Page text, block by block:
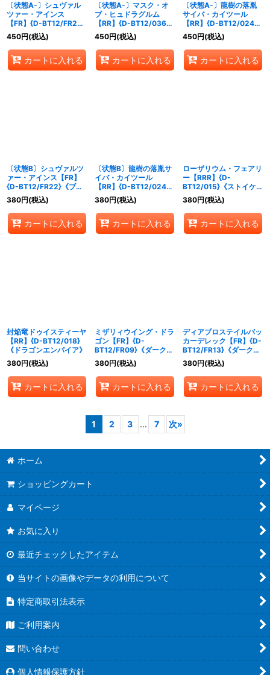
〔状態A-〕シュヴァル
ツァー・アインス
【FR】{D-BT12/FR22}
《ブラントゲート》
450円(税込)
カートに入れる
〔状態A-〕マスク・オ
ブ・ヒュドラグルム
【RR】{D-BT12/036}
《その他》
450円(税込)
カートに入れる
〔状態A-〕龍樹の落胤
サイバ・カイツール
【RR】{D-BT12/024}
《ブラントゲート》
450円(税込)
カートに入れる
〔状態B〕シュヴァルツ
ァー・アインス【FR】
{D-BT12/FR22}《ブラ
ントゲート》
380円(税込)
カートに入れる
〔状態B〕龍樹の落胤サ
イバ・カイツール
【RR】{D-BT12/024}
《ブラントゲート》
380円(税込)
カートに入れる
ローザリウム・フェアリ
ー【RRR】{D-
BT12/015}《ストイケイ
ア》
380円(税込)
カートに入れる
封焔竜ドゥイスティーヤ
【RR】{D-BT12/018}
《ドラゴンエンパイア》
380円(税込)
カートに入れる
ミザリィウイング・ドラ
ゴン【FR】{D-
BT12/FR09}《ダークス
テイツ》
380円(税込)
カートに入れる
ディアブロステイルバッ
カーデレック【FR】{D-
BT12/FR13}《ダークス
テイツ》
380円(税込)
カートに入れる
1 2 3 ... 7 次»
ホーム
ショッピングカート
マイページ
お気に入り
最近チェックしたアイテム
当サイトの画像やデータの利用について
特定商取引法表示
ご利用案内
問い合わせ
個人情報保護方針